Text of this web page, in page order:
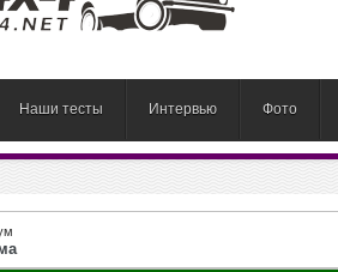
Наши тесты Интервью Фото